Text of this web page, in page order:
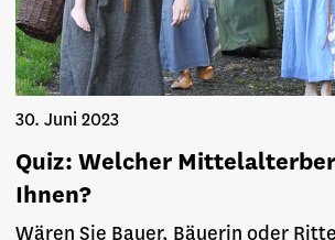
30. Juni 2023
Quiz: Welcher
Ihnen?
Wären Sie Bauer, Bäuerin oder